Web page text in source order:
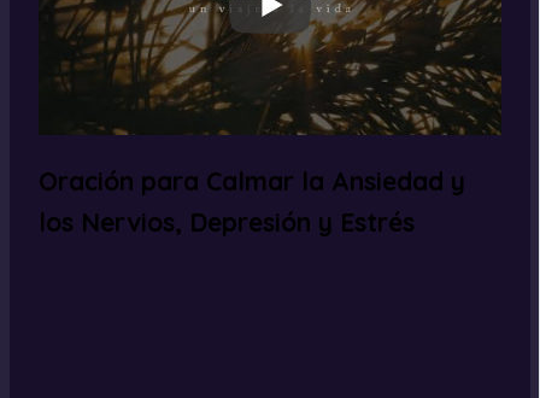
Oración para Calmar la Ansiedad y
los Nervios, Depresión y Estrés